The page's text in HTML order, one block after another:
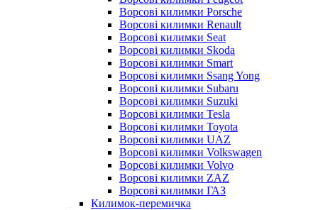
Ворсові килимки Porsche
Ворсові килимки Renault
Ворсові килимки Seat
Ворсові килимки Skoda
Ворсові килимки Smart
Ворсові килимки Ssang Yong
Ворсові килимки Subaru
Ворсові килимки Suzuki
Ворсові килимки Tesla
Ворсові килимки Toyota
Ворсові килимки UAZ
Ворсові килимки Volkswagen
Ворсові килимки Volvo
Ворсові килимки ZAZ
Ворсові килимки ГАЗ
Килимок-перемичка